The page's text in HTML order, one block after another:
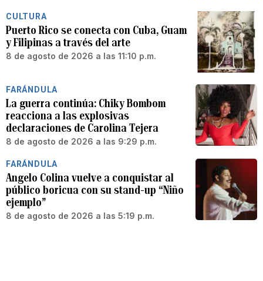
CULTURA
Puerto Rico se conecta con Cuba, Guam
y Filipinas a través del arte
8 de agosto de 2026 a las 11:10 p.m.
FARÁNDULA
La guerra continúa: Chiky Bombom
reacciona a las explosivas
declaraciones de Carolina Tejera
8 de agosto de 2026 a las 9:29 p.m.
FARÁNDULA
Angelo Colina vuelve a conquistar al
público boricua con su stand-up “Niño
ejemplo”
8 de agosto de 2026 a las 5:19 p.m.